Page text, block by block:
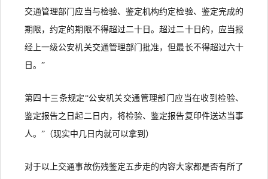
交通管理部门应当与检验、鉴定机构约定检验、鉴定完成的
期限，约定的期限不得超过二十日。超过二十日的，应当报
经上一级公安机关交通管理部门批准，但最长不得超过六十
日。”
第四十三条规定“公安机关交通管理部门应当在收到检验、
鉴定报告之日起二日内，将检验、鉴定报告复印件送达当事
人。”（现实中几日内就可以拿到）
对于以上交通事故伤残鉴定五步走的内容大家都是否有所了